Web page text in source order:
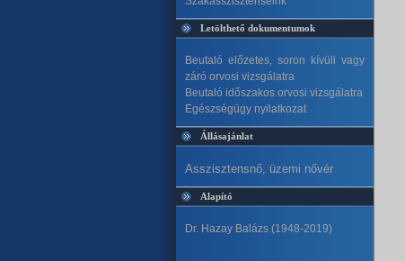
Letölthető dokumentumok
Beutaló előzetes, soron kívüli vagy
záró orvosi vizsgálatra
Beutaló időszakos orvosi vizsgálatra
Egészségügy nyilatkozat
Állásajánlat
Asszisztensnő, üzemi nővér
Alapító
Dr. Hazay Balázs (1948-2019)